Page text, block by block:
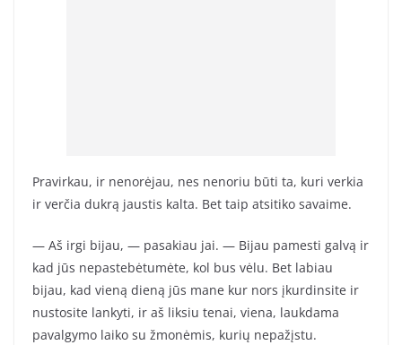
Pravirkau, ir nenorėjau, nes nenoriu būti ta, kuri verkia
ir verčia dukrą jaustis kalta. Bet taip atsitiko savaime.
— Aš irgi bijau, — pasakiau jai. — Bijau pamesti galvą ir
kad jūs nepastebėtumėte, kol bus vėlu. Bet labiau
bijau, kad vieną dieną jūs mane kur nors įkurdinsite ir
nustosite lankyti, ir aš liksiu tenai, viena, laukdama
pavalgymo laiko su žmonėmis, kurių nepažįstu.